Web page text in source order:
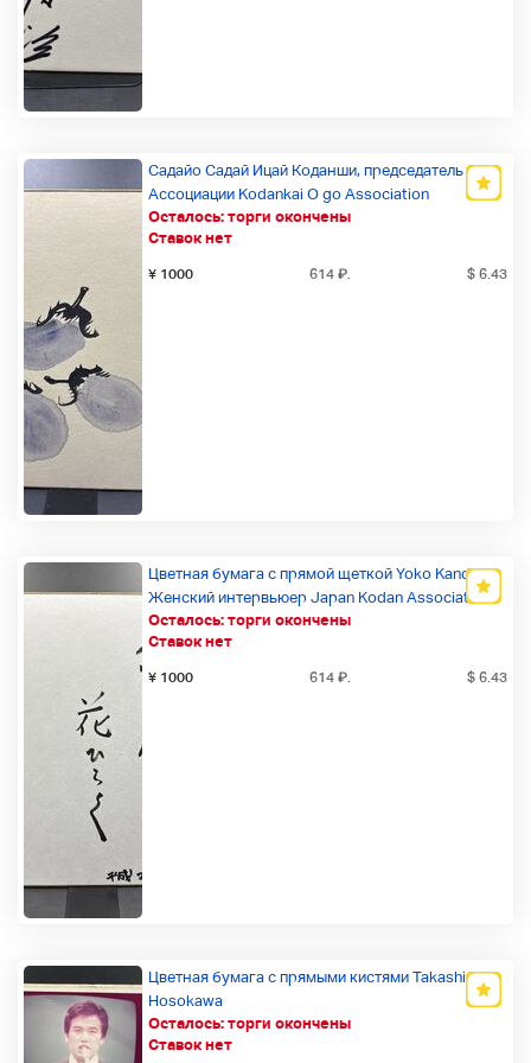
Осталось: торги окончены
Ставок нет
Садайо Садай Ицай Коданши, председатель
Ассоциации Kodankai O go Association
Новый товар
¥ 1000 614 ₽. $ 6.43
Осталось: торги окончены
Ставок нет
Цветная бумага с прямой щеткой Yoko Kanda
Женский интервьюер Japan Kodan Association
Osgo Art Association Канда Саниомон
Новый товар
¥ 1000 614 ₽. $ 6.43
Осталось: торги окончены
Ставок нет
Цветная бумага с прямыми кистями Takashi
Hosokawa
Новый товар